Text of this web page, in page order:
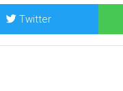
Twitter